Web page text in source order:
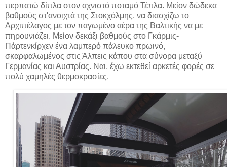
περπατώ δίπλα στον αχνιστό ποταμό Τέπλα. Μείον δώδεκα
βαθμούς στ'ανοιχτά της Στοκχόλμης, να διασχίζω το
Αρχιπέλαγος με τον παγωμένο αέρα της Βαλτικής να με
πηρουνιάζει. Μείον δεκάξι βαθμούς στο Γκάρμις-
Πάρτενκίρχεν ένα λαμπερό πάλευκο πρωινό,
σκαρφαλωμένος στις Άλπεις κάπου στα σύνορα μεταξύ
Γερμανίας και Αυστρίας. Ναι, έχω εκτεθεί αρκετές φορές σε
πολύ χαμηλές θερμοκρασίες.